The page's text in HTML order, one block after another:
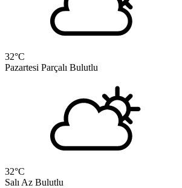
32°C
Pazartesi Parçalı Bulutlu
32°C
Salı Az Bulutlu